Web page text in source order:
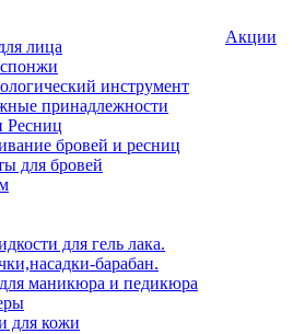
лица
инструмент
принадлежности
Ресниц
бровей и ресниц
для бровей
для гель лака.
барабан.
маникюра и педикюра
для кожи
Акции